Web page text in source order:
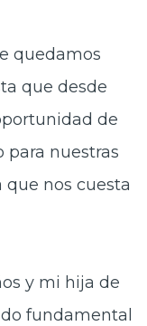
quedamos
que desde
de
para nuestras
nos cuesta
y mi hija de
fundamental